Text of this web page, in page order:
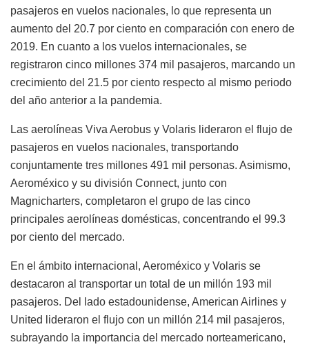
pasajeros en vuelos nacionales, lo que representa un
aumento del 20.7 por ciento en comparación con enero de
2019. En cuanto a los vuelos internacionales, se
registraron cinco millones 374 mil pasajeros, marcando un
crecimiento del 21.5 por ciento respecto al mismo periodo
del año anterior a la pandemia.
Las aerolíneas Viva Aerobus y Volaris lideraron el flujo de
pasajeros en vuelos nacionales, transportando
conjuntamente tres millones 491 mil personas. Asimismo,
Aeroméxico y su división Connect, junto con
Magnicharters, completaron el grupo de las cinco
principales aerolíneas domésticas, concentrando el 99.3
por ciento del mercado.
En el ámbito internacional, Aeroméxico y Volaris se
destacaron al transportar un total de un millón 193 mil
pasajeros. Del lado estadounidense, American Airlines y
United lideraron el flujo con un millón 214 mil pasajeros,
subrayando la importancia del mercado norteamericano,